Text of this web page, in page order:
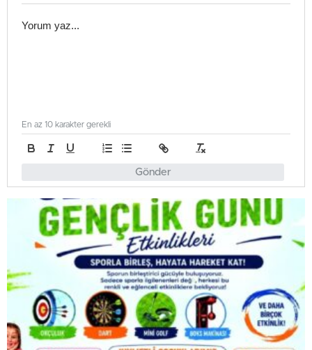
Gönder
En az 10 karakter gerekli